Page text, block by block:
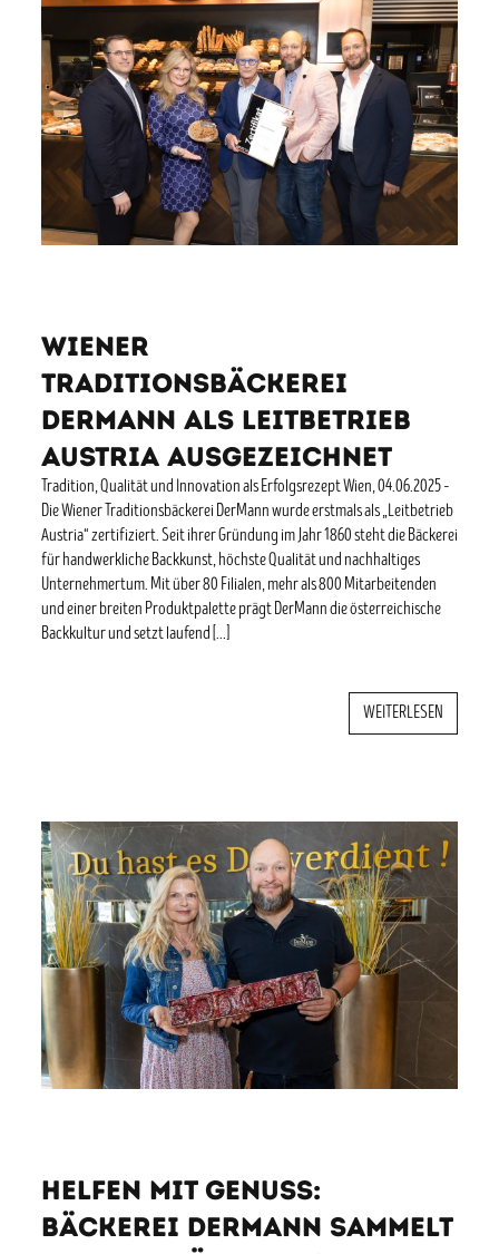
Wiener
Traditionsbäckerei
DerMann als Leitbetrieb
Austria ausgezeichnet
Tradition, Qualität und Innovation als Erfolgsrezept Wien, 04.06.2025 –
Die Wiener Traditionsbäckerei DerMann wurde erstmals als „Leitbetrieb
Austria“ zertifiziert. Seit ihrer Gründung im Jahr 1860 steht die Bäckerei
für handwerkliche Backkunst, höchste Qualität und nachhaltiges
Unternehmertum. Mit über 80 Filialen, mehr als 800 Mitarbeitenden
und einer breiten Produktpalette prägt DerMann die österreichische
Backkultur und setzt laufend […]
WEITERLESEN
Helfen mit Genuss:
Bäckerei DerMann sammelt